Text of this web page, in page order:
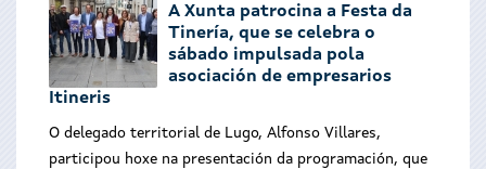
A Xunta patrocina a Festa da
Tinería, que se celebra o
sábado impulsada pola
asociación de empresarios
Itineris
O delegado territorial de Lugo, Alfonso Villares,
participou hoxe na presentación da programación, que